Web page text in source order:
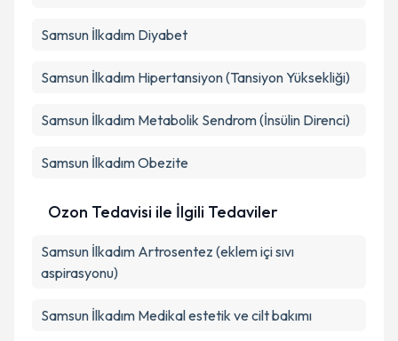
Samsun İlkadım Diyabet
Samsun İlkadım Hipertansiyon (Tansiyon Yüksekliği)
Samsun İlkadım Metabolik Sendrom (İnsülin Direnci)
Samsun İlkadım Obezite
Ozon Tedavisi ile İlgili Tedaviler
Samsun İlkadım Artrosentez (eklem içi sıvı
aspirasyonu)
Samsun İlkadım Medikal estetik ve cilt bakımı